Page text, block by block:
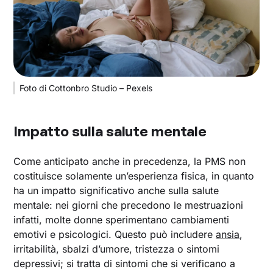
Foto di Cottonbro Studio – Pexels
Impatto sulla salute mentale
Come anticipato anche in precedenza, la PMS non
costituisce solamente un’esperienza fisica, in quanto
ha un impatto significativo anche sulla salute
mentale: nei giorni che precedono le mestruazioni
infatti, molte donne sperimentano cambiamenti
emotivi e psicologici. Questo può includereansia,
irritabilità, sbalzi d’umore, tristezza o sintomi
depressivi; si tratta di sintomi che si verificano a